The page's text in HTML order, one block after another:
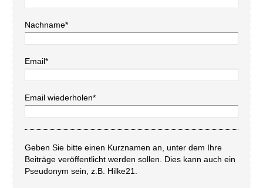
Nachname*
Email*
Email wiederholen*
Geben Sie bitte einen Kurznamen an, unter dem Ihre
Beiträge veröffentlicht werden sollen. Dies kann auch ein
Pseudonym sein, z.B. Hilke21.